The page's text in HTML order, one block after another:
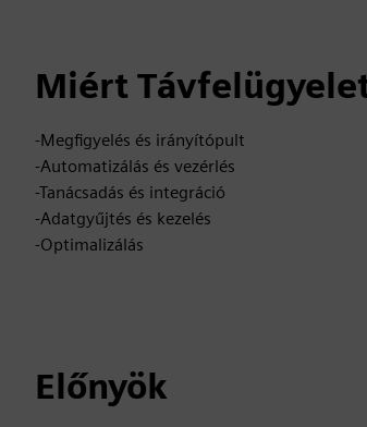
Miért
-Megfigyelés és irányítópult
-Automatizálás és vezérlés
-Tanácsadás és integráció
-Adatgyűjtés és kezelés
-Optimalizálás
Előnyök